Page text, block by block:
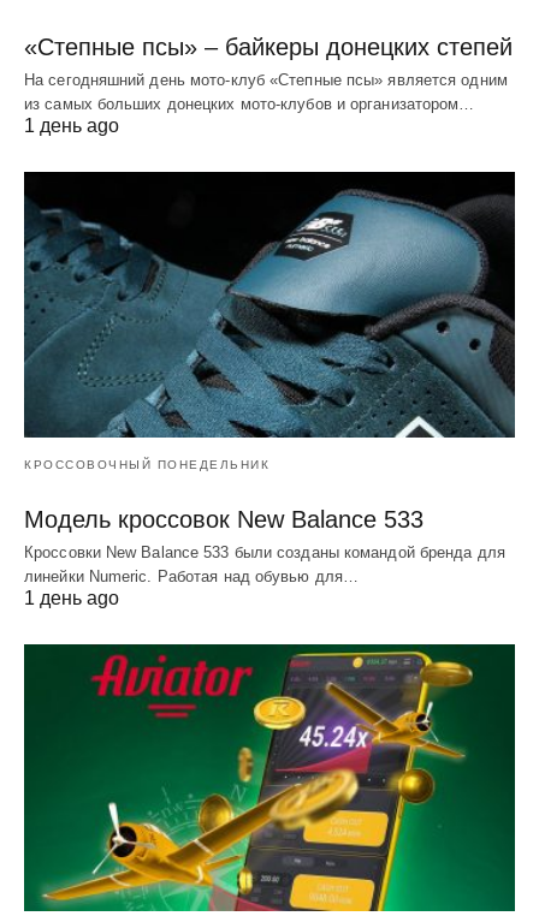
«Степные псы» – байкеры донецких степей
На сегодняшний день мото-клуб «Степные псы» является одним
из самых больших донецких мото-клубов и организатором…
1 день ago
КРОССОВОЧНЫЙ ПОНЕДЕЛЬНИК
Модель кроссовок New Balance 533
Кроссовки New Balance 533 были созданы командой бренда для
линейки Numeric. Работая над обувью для…
1 день ago